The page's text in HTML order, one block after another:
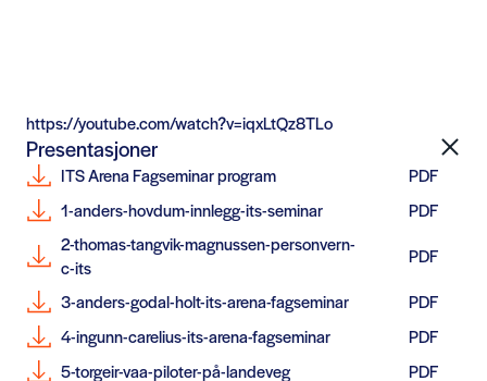
https://youtube.com/watch?v=iqxLtQz8TLo
Presentasjoner
ITS Arena Fagseminar program
PDF
1-anders-hovdum-innlegg-its-seminar
PDF
2-thomas-tangvik-magnussen-personvern-
c-its
PDF
3-anders-godal-holt-its-arena-fagseminar
PDF
4-ingunn-carelius-its-arena-fagseminar
PDF
5-torgeir-vaa-piloter-på-landeveg
PDF